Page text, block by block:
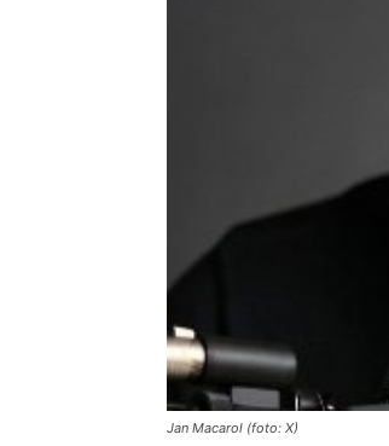
Jan Macarol (foto: X)